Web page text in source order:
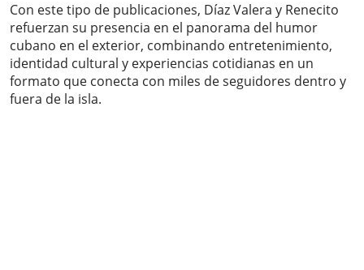
Con este tipo de publicaciones, Díaz Valera y Renecito
refuerzan su presencia en el panorama del humor
cubano en el exterior, combinando entretenimiento,
identidad cultural y experiencias cotidianas en un
formato que conecta con miles de seguidores dentro y
fuera de la isla.